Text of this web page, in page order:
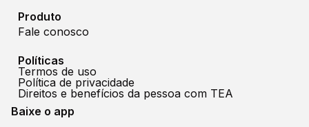
Produto
Fale conosco
Políticas
Termos de uso
Política de privacidade
Direitos e benefícios da pessoa com TEA
Baixe o app